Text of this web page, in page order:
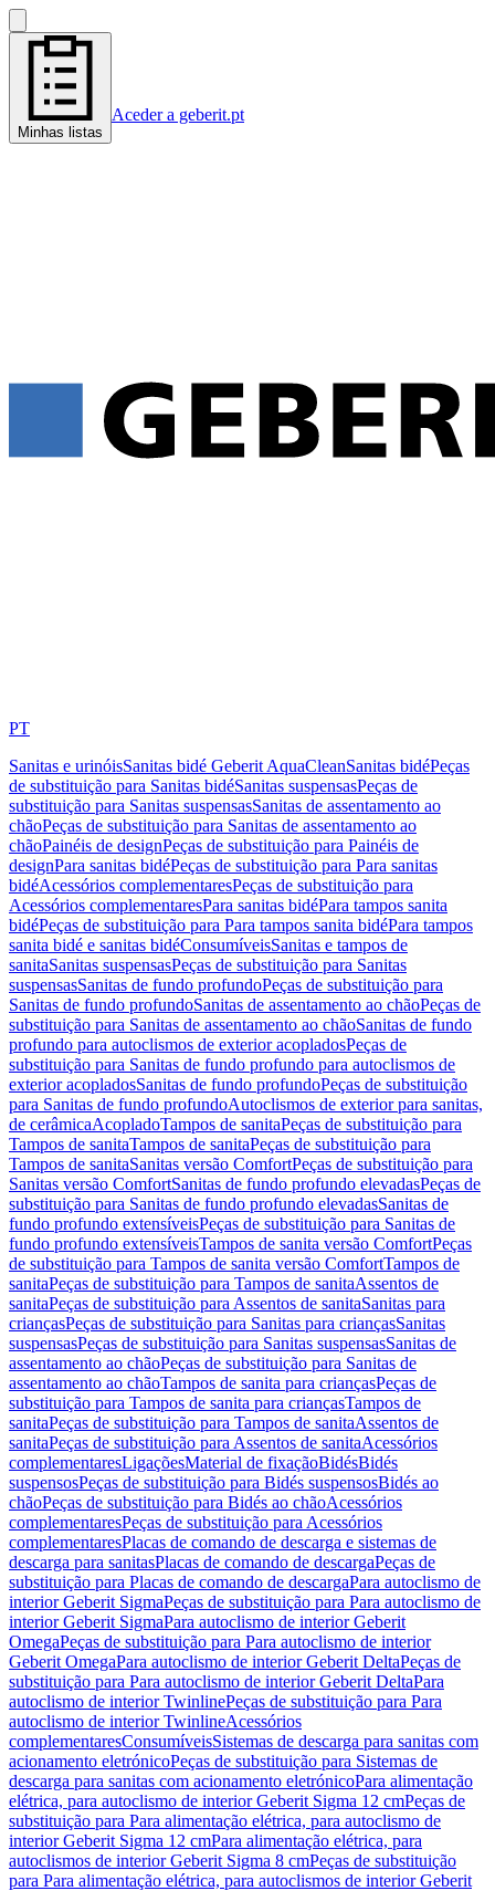
Minhas listas
Aceder a geberit.pt
PT
Sanitas e urinóisSanitas bidé Geberit AquaCleanSanitas bidéPeças
de substituição para Sanitas bidéSanitas suspensasPeças de
substituição para Sanitas suspensasSanitas de assentamento ao
chãoPeças de substituição para Sanitas de assentamento ao
chãoPainéis de designPeças de substituição para Painéis de
designPara sanitas bidéPeças de substituição para Para sanitas
bidéAcessórios complementaresPeças de substituição para
Acessórios complementaresPara sanitas bidéPara tampos sanita
bidéPeças de substituição para Para tampos sanita bidéPara tampos
sanita bidé e sanitas bidéConsumíveisSanitas e tampos de
sanitaSanitas suspensasPeças de substituição para Sanitas
suspensasSanitas de fundo profundoPeças de substituição para
Sanitas de fundo profundoSanitas de assentamento ao chãoPeças de
substituição para Sanitas de assentamento ao chãoSanitas de fundo
profundo para autoclismos de exterior acopladosPeças de
substituição para Sanitas de fundo profundo para autoclismos de
exterior acopladosSanitas de fundo profundoPeças de substituição
para Sanitas de fundo profundoAutoclismos de exterior para sanitas,
de cerâmicaAcopladoTampos de sanitaPeças de substituição para
Tampos de sanitaTampos de sanitaPeças de substituição para
Tampos de sanitaSanitas versão ComfortPeças de substituição para
Sanitas versão ComfortSanitas de fundo profundo elevadasPeças de
substituição para Sanitas de fundo profundo elevadasSanitas de
fundo profundo extensíveisPeças de substituição para Sanitas de
fundo profundo extensíveisTampos de sanita versão ComfortPeças
de substituição para Tampos de sanita versão ComfortTampos de
sanitaPeças de substituição para Tampos de sanitaAssentos de
sanitaPeças de substituição para Assentos de sanitaSanitas para
criançasPeças de substituição para Sanitas para criançasSanitas
suspensasPeças de substituição para Sanitas suspensasSanitas de
assentamento ao chãoPeças de substituição para Sanitas de
assentamento ao chãoTampos de sanita para criançasPeças de
substituição para Tampos de sanita para criançasTampos de
sanitaPeças de substituição para Tampos de sanitaAssentos de
sanitaPeças de substituição para Assentos de sanitaAcessórios
complementaresLigaçõesMaterial de fixaçãoBidésBidés
suspensosPeças de substituição para Bidés suspensosBidés ao
chãoPeças de substituição para Bidés ao chãoAcessórios
complementaresPeças de substituição para Acessórios
complementaresPlacas de comando de descarga e sistemas de
descarga para sanitasPlacas de comando de descargaPeças de
substituição para Placas de comando de descargaPara autoclismo de
interior Geberit SigmaPeças de substituição para Para autoclismo de
interior Geberit SigmaPara autoclismo de interior Geberit
OmegaPeças de substituição para Para autoclismo de interior
Geberit OmegaPara autoclismo de interior Geberit DeltaPeças de
substituição para Para autoclismo de interior Geberit DeltaPara
autoclismo de interior TwinlinePeças de substituição para Para
autoclismo de interior TwinlineAcessórios
complementaresConsumíveisSistemas de descarga para sanitas com
acionamento eletrónicoPeças de substituição para Sistemas de
descarga para sanitas com acionamento eletrónicoPara alimentação
elétrica, para autoclismo de interior Geberit Sigma 12 cmPeças de
substituição para Para alimentação elétrica, para autoclismo de
interior Geberit Sigma 12 cmPara alimentação elétrica, para
autoclismos de interior Geberit Sigma 8 cmPeças de substituição
para Para alimentação elétrica, para autoclismos de interior Geberit